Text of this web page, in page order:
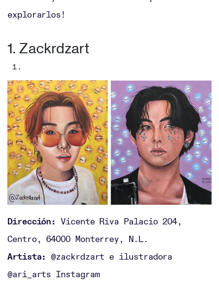
explorarlos!
1. Zackrdzart
Dirección: Vicente Riva Palacio 204,
Centro, 64000 Monterrey, N.L.
Artista: @zackrdzart e ilustradora
@ari_arts Instagram